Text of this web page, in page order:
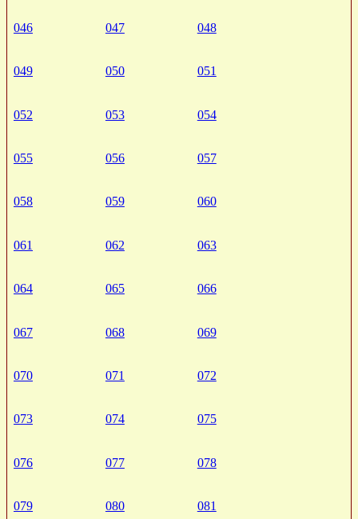
046 047 048
049 050 051
052 053 054
055 056 057
058 059 060
061 062 063
064 065 066
067 068 069
070 071 072
073 074 075
076 077 078
079 080 081